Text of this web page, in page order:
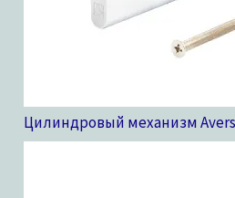
Цилиндровый механизм Avers